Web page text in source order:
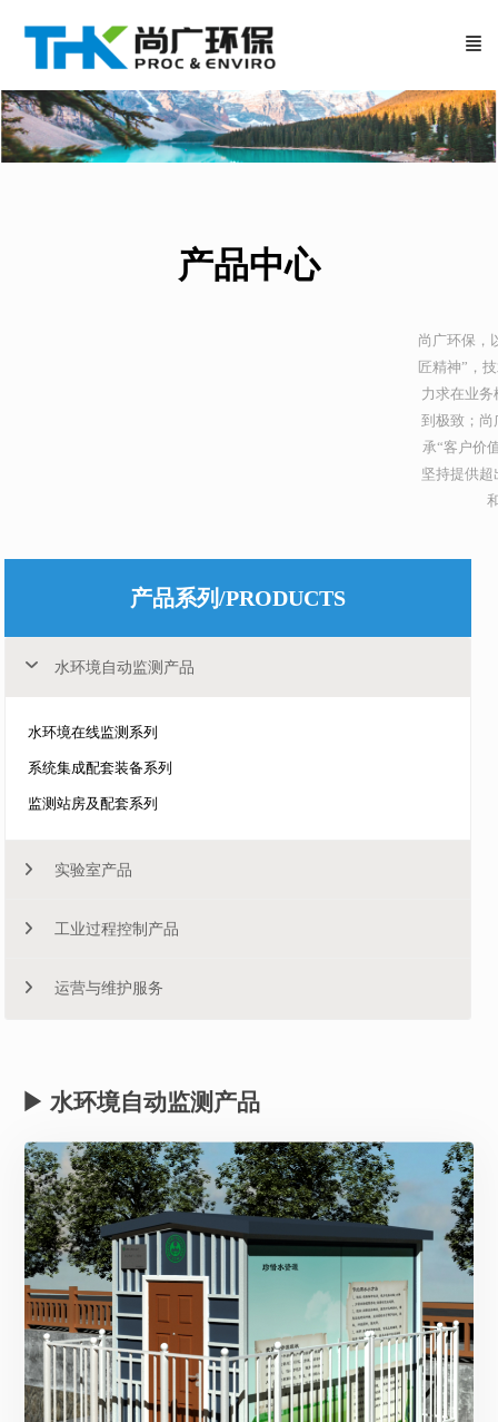
产品中心
尚广环保，
匠精神”，
力求在业
到极致；尚
承“客户价
坚持提供
产品系列/PRODUCTS
水环境自动监测产品
水环境在线监测系列
系统集成配套装备系列
监测站房及配套系列
实验室产品
生物毒性分析仪
工业过程控制产品
水环境在线分析仪器
运营与维护服务
▶ 水环境自动监测产品